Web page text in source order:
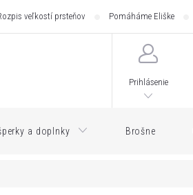
veľkostí prsteňov Pomáháme Eliške
Prihlásenie
a doplnky Brošne